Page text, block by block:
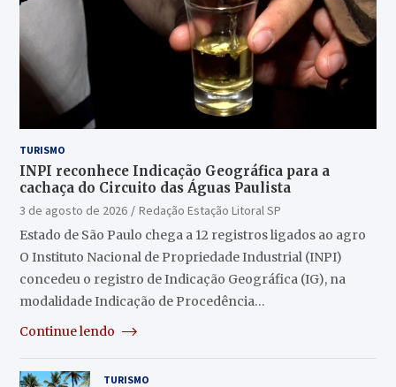
TURISMO
INPI reconhece Indicação Geográfica para a
cachaça do Circuito das Águas Paulista
3 de agosto de 2026
Redação Estação Litoral SP
Estado de São Paulo chega a 12 registros ligados ao agro
O Instituto Nacional de Propriedade Industrial (INPI)
concedeu o registro de Indicação Geográfica (IG), na
modalidade Indicação de Procedência…
Continue lendo
TURISMO